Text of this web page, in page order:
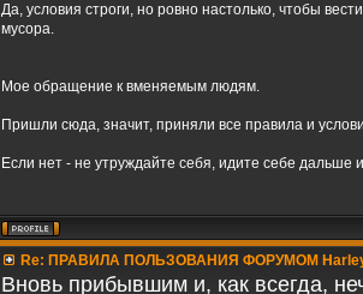
Да, условия строги, но ровно настолько, чтобы
мусора.
Мое обращение к вменяемым людям.
Пришли сюда, значит, приняли все правила и
Если нет - не утруждайте себя, идите себе дальше
Re: ПРАВИЛА ПОЛЬЗОВАНИЯ ФОРУМОМ
Вновь прибывшим и, как всегда,